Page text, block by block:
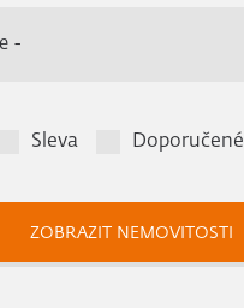
-
Sleva Doporučené
ZOBRAZIT NEMOVITOSTI